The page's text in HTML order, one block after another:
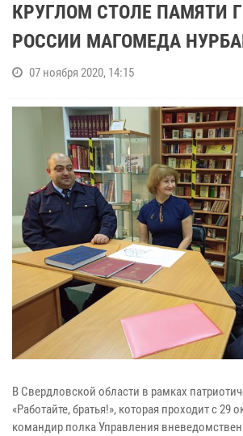
КРУГЛОМ СТОЛЕ ПАМЯТИ
РОССИИ МАГОМЕДА
07 ноября 2020, 14:15
В Свердловской области в рамках
«Работайте, братья!», которая проходит с 29
командир полка Управления